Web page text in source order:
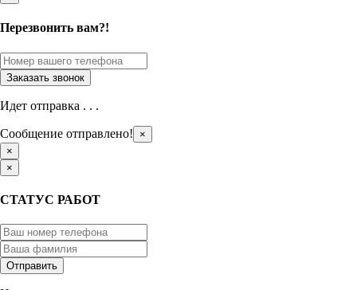
Перезвонить вам?!
Идет отправка . . .
Сообщение отправлено!
×
×
×
СТАТУС РАБОТ